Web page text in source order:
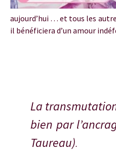
aujourd’hui … et tous les
il bénéficiera d’un amour
La
bien par
Taureau).